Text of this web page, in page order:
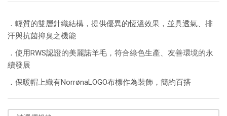
．輕質的雙層針織結構，提供優異的恆溫效果，並具透氣、排
汗與抗菌抑臭之機能
．使用RWS認證的美麗諾羊毛，符合綠色生產、友善環境的永
續發展
．保暖帽上織有NorrønaLOGO布標作為裝飾，簡約百搭